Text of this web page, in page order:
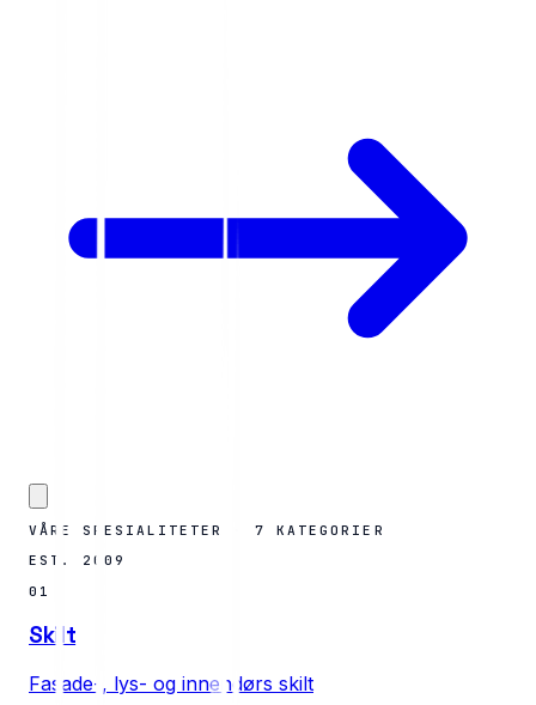
VÅRE SPESIALITETER · 7 KATEGORIER
EST. 2009
01
Skilt
Fasade-, lys- og innendørs skilt